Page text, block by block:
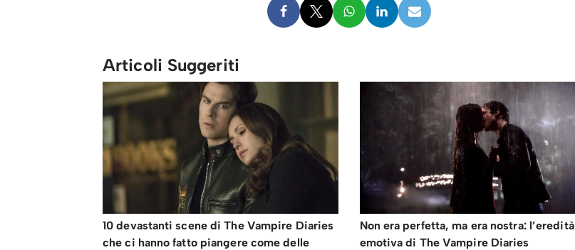
Articoli Suggeriti
10 devastanti scene di The Vampire Diaries
che ci hanno fatto piangere come delle
Non era perfetta, ma era nostra: l’eredità
emotiva di The Vampire Diaries